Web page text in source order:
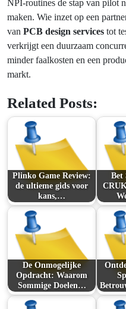
NPI‑routines de stap van pilot
maken. Wie inzet op een
van PCB design services tot
verkrijgt een duurzaam
minder faalkosten en een
markt.
Related Posts:
Plinko Game Review:
de ultieme gids voor
kans,…
Bet
De Onmogelijke
Opdracht: Waarom
Sommige Doelen…